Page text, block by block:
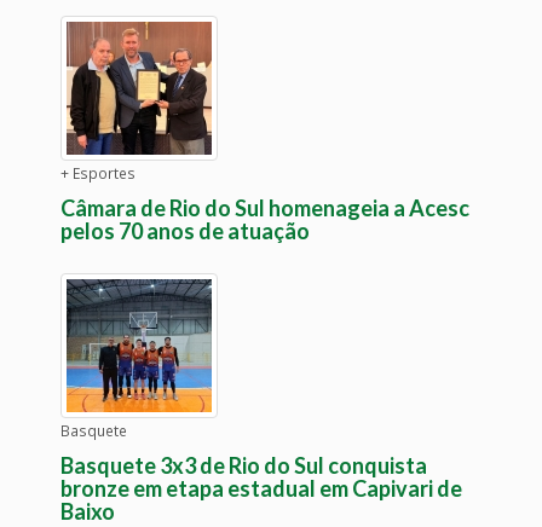
+ Esportes
Câmara de Rio do Sul homenageia a Acesc
pelos 70 anos de atuação
Basquete
Basquete 3x3 de Rio do Sul conquista
bronze em etapa estadual em Capivari de
Baixo